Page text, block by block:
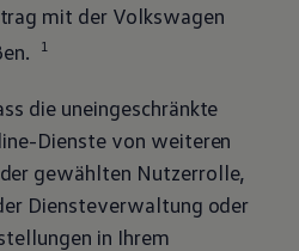
mit der Volkswagen
1
die uneingeschränkte
Dienste von weiteren
gewählten Nutzerrolle,
Diensteverwaltung oder
in Ihrem